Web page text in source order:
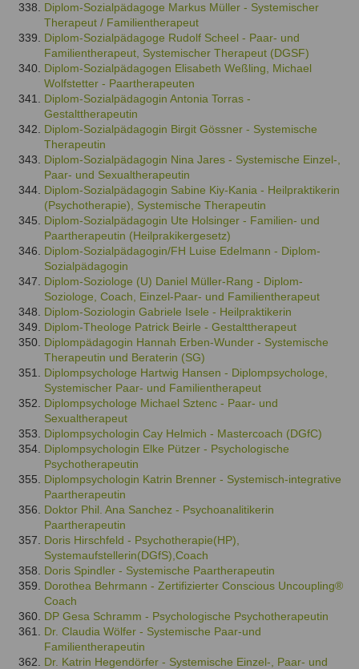
Diplom-Sozialpädagoge Markus Müller - Systemischer
Therapeut / Familientherapeut
Diplom-Sozialpädagoge Rudolf Scheel - Paar- und
Familientherapeut, Systemischer Therapeut (DGSF)
Diplom-Sozialpädagogen Elisabeth Weßling, Michael
Wolfstetter - Paartherapeuten
Diplom-Sozialpädagogin Antonia Torras -
Gestalttherapeutin
Diplom-Sozialpädagogin Birgit Gössner - Systemische
Therapeutin
Diplom-Sozialpädagogin Nina Jares - Systemische Einzel-,
Paar- und Sexualtherapeutin
Diplom-Sozialpädagogin Sabine Kiy-Kania - Heilpraktikerin
(Psychotherapie), Systemische Therapeutin
Diplom-Sozialpädagogin Ute Holsinger - Familien- und
Paartherapeutin (Heilprakikergesetz)
Diplom-Sozialpädagogin/FH Luise Edelmann - Diplom-
Sozialpädagogin
Diplom-Soziologe (U) Daniel Müller-Rang - Diplom-
Soziologe, Coach, Einzel-Paar- und Familientherapeut
Diplom-Soziologin Gabriele Isele - Heilpraktikerin
Diplom-Theologe Patrick Beirle - Gestalttherapeut
Diplompädagogin Hannah Erben-Wunder - Systemische
Therapeutin und Beraterin (SG)
Diplompsychologe Hartwig Hansen - Diplompsychologe,
Systemischer Paar- und Familientherapeut
Diplompsychologe Michael Sztenc - Paar- und
Sexualtherapeut
Diplompsychologin Cay Helmich - Mastercoach (DGfC)
Diplompsychologin Elke Pützer - Psychologische
Psychotherapeutin
Diplompsychologin Katrin Brenner - Systemisch-integrative
Paartherapeutin
Doktor Phil. Ana Sanchez - Psychoanalitikerin
Paartherapeutin
Doris Hirschfeld - Psychotherapie(HP),
Systemaufstellerin(DGfS),Coach
Doris Spindler - Systemische Paartherapeutin
Dorothea Behrmann - Zertifizierter Conscious Uncoupling®
Coach
DP Gesa Schramm - Psychologische Psychotherapeutin
Dr. Claudia Wölfer - Systemische Paar-und
Familientherapeutin
Dr. Katrin Hegendörfer - Systemische Einzel-, Paar- und